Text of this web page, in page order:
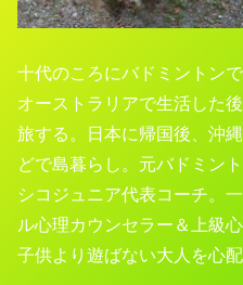
十代のころにバドミントン
オーストラリアで生活した
旅する。日本に帰国後、沖
どで島暮らし。元バドミン
シコジュニア代表コーチ。
ル心理カウンセラー＆上級
子供より遊ばない大人を心配